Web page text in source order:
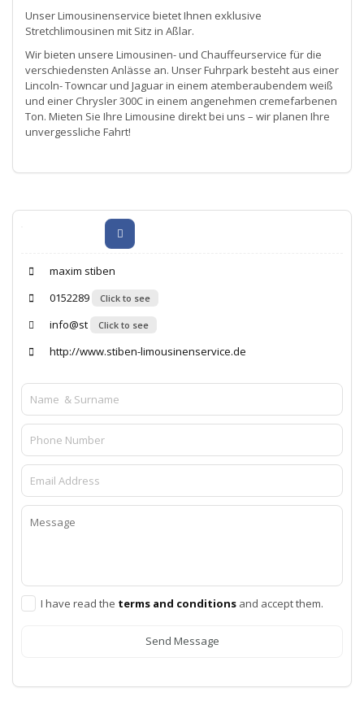
Unser Limousinenservice bietet Ihnen exklusive
Stretchlimousinen mit Sitz in Aßlar.
Wir bieten unsere Limousinen- und Chauffeurservice für die
verschiedensten Anlässe an. Unser Fuhrpark besteht aus einer
Lincoln- Towncar und Jaguar in einem atemberaubendem weiß
und einer Chrysler 300C in einem angenehmen cremefarbenen
Ton. Mieten Sie Ihre Limousine direkt bei uns – wir planen Ihre
unvergessliche Fahrt!
maxim stiben
0152289
Click to see
info@st Click to see
http://www.stiben-limousinenservice.de
I have read the terms and conditions and accept them.
Send Message